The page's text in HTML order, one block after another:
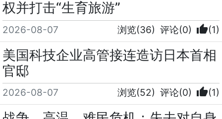
权并打击“生育旅游”
2026-08-07 浏览(36) 评论(0) thumb_up(1)
美国科技企业高管接连造访日本首相
官邸
2026-08-07 浏览(52) 评论(0) thumb_up(1)